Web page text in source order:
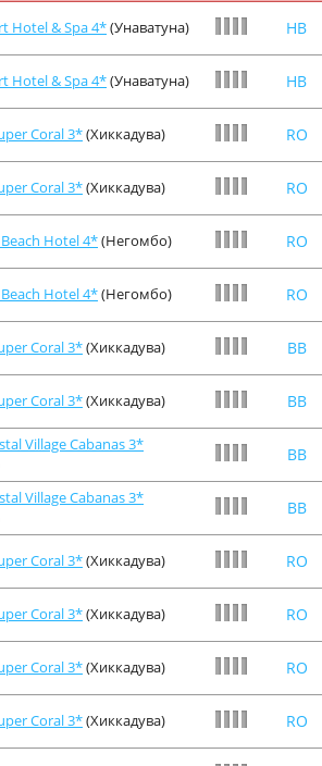
Hotel & Spa 4*(Унаватуна) HB
Hotel & Spa 4*(Унаватуна) HB
Coral 3*(Хиккадува) RO
Coral 3*(Хиккадува) RO
Hotel 4*(Негомбо) RO
Hotel 4*(Негомбо) RO
Coral 3*(Хиккадува) BB
Coral 3*(Хиккадува) BB
Village Cabanas 3*
BB
Village Cabanas 3*
BB
Coral 3*(Хиккадува) RO
Coral 3*(Хиккадува) RO
Coral 3*(Хиккадува) RO
Coral 3*(Хиккадува) RO